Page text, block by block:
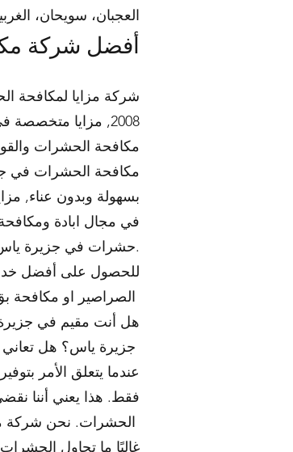
العجبان، سويحان،
أفضل شركة
شركة مزايا لمكافحة
2008, مزايا
مكافحة الحشرات
بسهولة وبدون عناء,
في مجال ابادة
حشرات في جزيرة ياس, ولكن دائما اهتم بموثوقية شركة مكافحة الحشرات ومعايير الصحة والسلامة.
للحصول على أفضل
هل أنت مقيم في
عندما يتعلق الأمر
فقط. هذا يعني أننا
غالبًا ما تحاول